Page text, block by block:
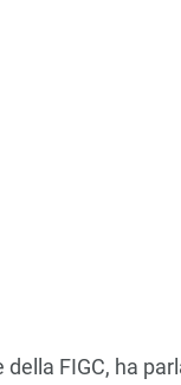
FIGC, ha